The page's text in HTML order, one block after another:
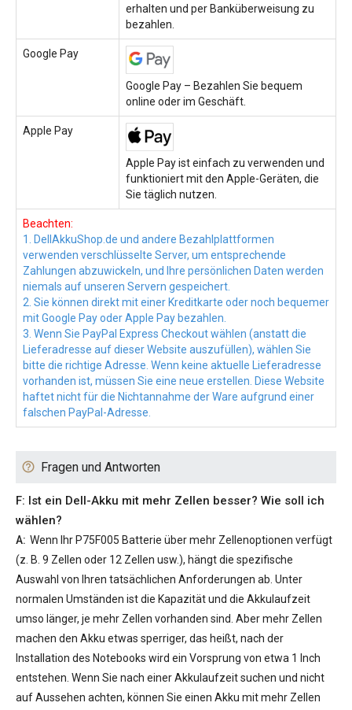
erhalten und per Banküberweisung zu
bezahlen.
Google Pay
Google Pay – Bezahlen Sie bequem
online oder im Geschäft.
Apple Pay
Apple Pay ist einfach zu verwenden und
funktioniert mit den Apple-Geräten, die
Sie täglich nutzen.
Beachten:
1. DellAkkuShop.de und andere Bezahlplattformen
verwenden verschlüsselte Server, um entsprechende
Zahlungen abzuwickeln, und Ihre persönlichen Daten werden
niemals auf unseren Servern gespeichert.
2. Sie können direkt mit einer Kreditkarte oder noch bequemer
mit Google Pay oder Apple Pay bezahlen.
3. Wenn Sie PayPal Express Checkout wählen (anstatt die
Lieferadresse auf dieser Website auszufüllen), wählen Sie
bitte die richtige Adresse. Wenn keine aktuelle Lieferadresse
vorhanden ist, müssen Sie eine neue erstellen. Diese Website
haftet nicht für die Nichtannahme der Ware aufgrund einer
falschen PayPal-Adresse.
Fragen und Antworten
F: Ist ein Dell-Akku mit mehr Zellen besser? Wie soll ich
wählen?
A: Wenn Ihr P75F005 Batterie über mehr Zellenoptionen verfügt
(z. B. 9 Zellen oder 12 Zellen usw.), hängt die spezifische
Auswahl von Ihren tatsächlichen Anforderungen ab. Unter
normalen Umständen ist die Kapazität und die Akkulaufzeit
umso länger, je mehr Zellen vorhanden sind. Aber mehr Zellen
machen den Akku etwas sperriger, das heißt, nach der
Installation des Notebooks wird ein Vorsprung von etwa 1 Inch
entstehen. Wenn Sie nach einer Akkulaufzeit suchen und nicht
auf Aussehen achten, können Sie einen Akku mit mehr Zellen